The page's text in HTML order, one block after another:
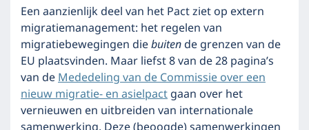
Een aanzienlijk deel van het Pact ziet op extern
migratiemanagement: het regelen van
migratiebewegingen diebuitende grenzen van de
EU plaatsvinden. Maar liefst 8 van de 28 pagina’s
van deMededeling van de Commissie over een
nieuw migratie- en asielpactgaan over het
vernieuwen en uitbreiden van internationale